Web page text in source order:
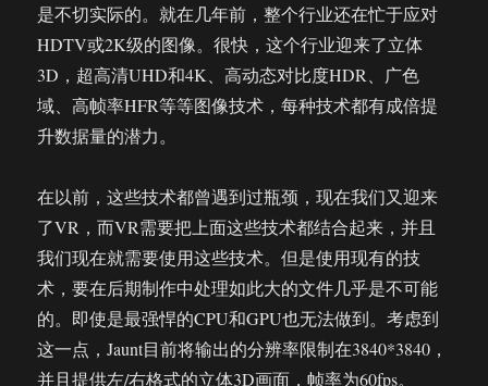
是不切实际的。就在几年前，整个行业还在忙于应对
HDTV或2K级的图像。很快，这个行业迎来了立体
3D，超高清UHD和4K、高动态对比度HDR、广色
域、高帧率HFR等等图像技术，每种技术都有成倍提
升数据量的潜力。
在以前，这些技术都曾遇到过瓶颈，现在我们又迎来
了VR，而VR需要把上面这些技术都结合起来，并且
我们现在就需要使用这些技术。但是使用现有的技
术，要在后期制作中处理如此大的文件几乎是不可能
的。即使是最强悍的CPU和GPU也无法做到。考虑到
这一点，Jaunt目前将输出的分辨率限制在3840*3840，
并且提供左/右格式的立体3D画面，帧率为60fps。